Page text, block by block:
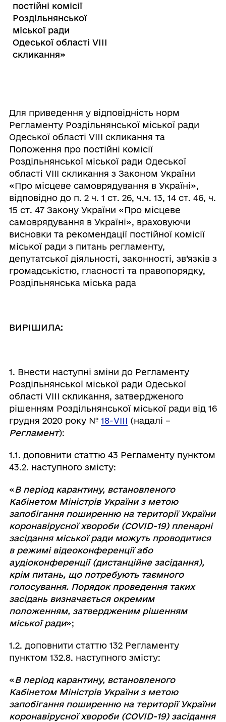
постійні комісії
Роздільнянської
міської ради
Одеської області VІІІ
скликання»
Для приведення у відповідність норм
Регламенту Роздільнянської міської ради
Одеської області VIII скликання та
Положення про постійні комісії
Роздільнянської міської ради Одеської
області VІІІ скликання з Законом України
«Про місцеве самоврядування в Україні»,
відповідно до п. 2 ч. 1 ст. 26, ч.ч. 13, 14 ст. 46, ч.
15 ст. 47 Закону України «Про місцеве
самоврядування в Україні», враховуючи
висновки та рекомендації постійної комісії
міської ради з питань регламенту,
депутатської діяльності, законності, зв’язків з
громадськістю, гласності та правопорядку,
Роздільнянська міська рада
ВИРІШИЛА:
1. Внести наступні зміни до Регламенту
Роздільнянської міської ради Одеської
області VIII скликання, затвердженого
рішенням Роздільнянської міської ради від 16
грудня 2020 року № 18-VIII (надалі –
Регламент):
1.1. доповнити статтю 43 Регламенту пунктом
43.2. наступного змісту:
« В період карантину, встановленого
Кабінетом Міністрів України з метою
запобігання поширенню на території України
коронавірусної хвороби (COVID-19) пленарні
засідання міської ради можуть проводитися
в режимі відеоконференції або
аудіоконференції (дистанційне засідання),
крім питань, що потребують таємного
голосування. Порядок проведення таких
засідань визначається окремим
положенням, затвердженим рішенням
міської ради»;
1.2. доповнити статтю 132 Регламенту
пунктом 132.8. наступного змісту:
« В період карантину, встановленого
Кабінетом Міністрів України з метою
запобігання поширенню на території України
коронавірусної хвороби (COVID-19) засідання